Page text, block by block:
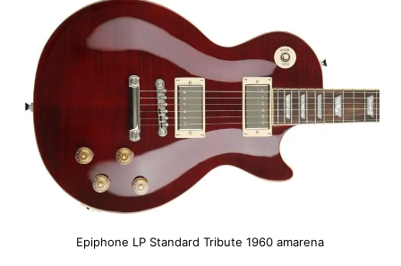
Epiphone LP Standard Tribute 1960 amarena